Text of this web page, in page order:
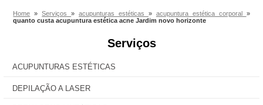
Home »Serviços»acupunturas estéticas » acupuntura estética corporal »
quanto custa acupuntura estética acne Jardim novo horizonte
Serviços
ACUPUNTURAS ESTÉTICAS
DEPILAÇÃO A LASER